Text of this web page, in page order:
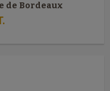
de Bordeaux